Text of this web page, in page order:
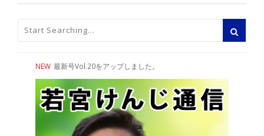
NEW 最新号Vol.20をアップしました。